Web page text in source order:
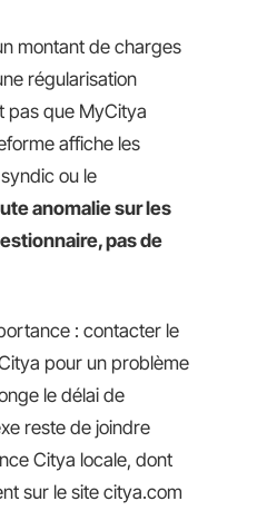
montant de charges
régularisation
pas que MyCitya
affiche les
ou le
anomalie sur les
pas de
: contacter le
pour un problème
le délai de
reste de joindre
Citya locale, dont
sur le site citya.com